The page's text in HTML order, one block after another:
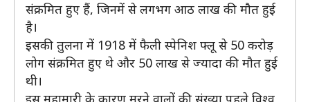
संक्रमित हुए हैं, जिनमें से लगभग आठ लाख की मौत हुई
है।
इसकी तुलना में 1918 में फैली स्पेनिश फ्लू से 50 करोड़
लोग संक्रमित हुए थे और 50 लाख से ज्यादा की मौत हुई
थी।
इस महामारी के कारण मरने वालों की संख्या पहले विश्व